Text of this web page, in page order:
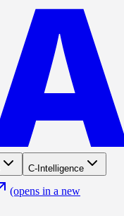
C-Intelligence
(opens in a new